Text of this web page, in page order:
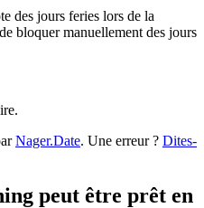
des jours feries lors de la
bloquer manuellement des jours
Nager.Date. Une erreur ? Dites-
peut être prêt en